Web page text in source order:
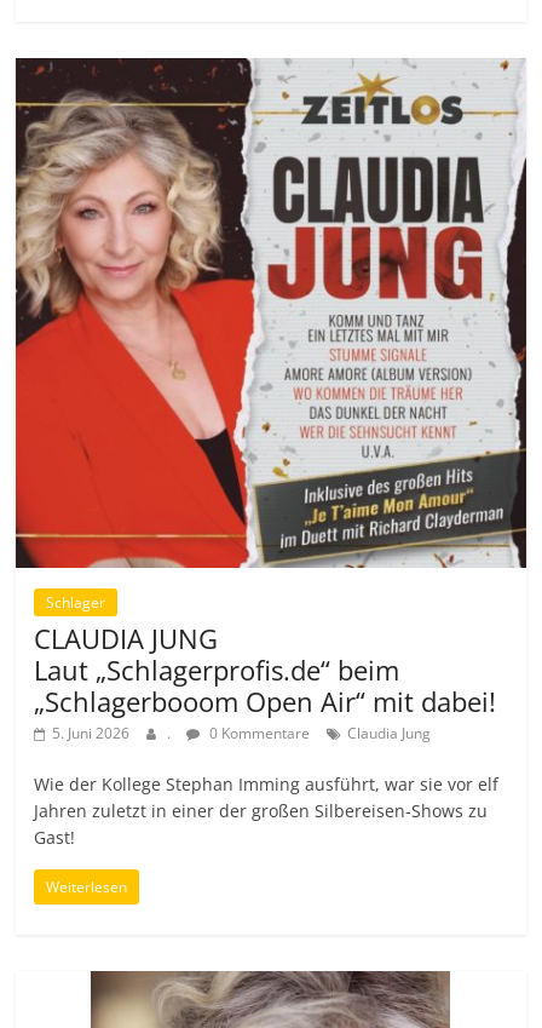
Schlager
CLAUDIA JUNG
Laut „Schlagerprofis.de“ beim
„Schlagerbooom Open Air“ mit dabei!
5. Juni 2026 . 0 Kommentare Claudia Jung
Wie der Kollege Stephan Imming ausführt, war sie vor elf
Jahren zuletzt in einer der großen Silbereisen-Shows zu
Gast!
Weiterlesen